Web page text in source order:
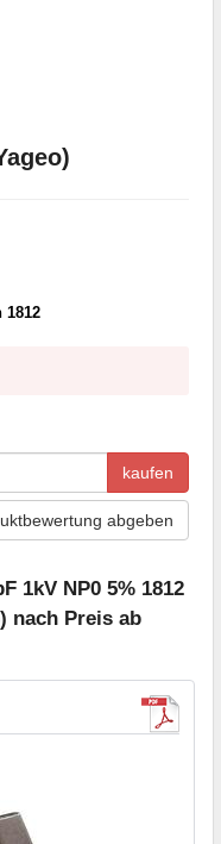
1812
kaufen
abgeben
1kV NP0 5% 1812
nach Preis ab